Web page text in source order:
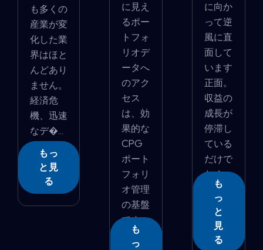
も多くの
産業が変
化した業
界はほと
んどあり
ません。
経済危
機、迅速
なデ�...
もっ
と見
る
に見え
るポー
トフォ
リオデ
ータへ
のアク
セス
は、効
果的な
CPG
ポート
フォリ
オ管理
の基盤
です。
た...も
っ
に向か
って逆
風に直
面して
います
正面。
収益の
成長が
停滞し
ている
だけで
なく、
よ�...
も
っ
と
見
る